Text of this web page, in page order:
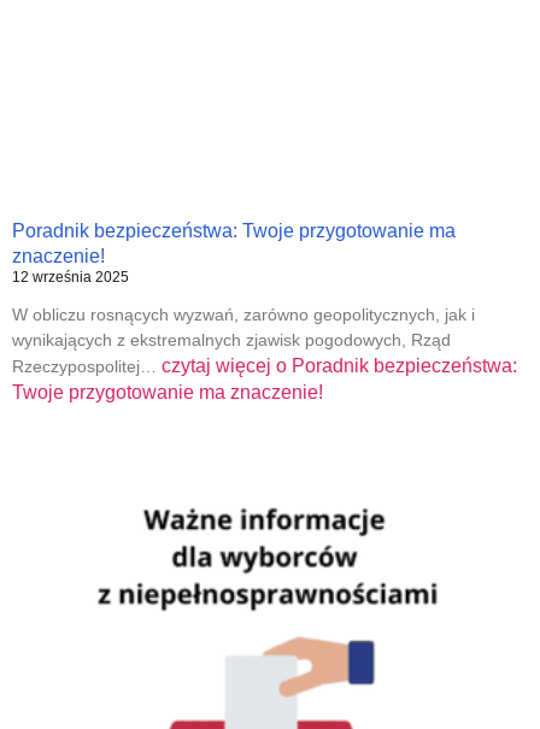
Poradnik bezpieczeństwa: Twoje przygotowanie ma
znaczenie!
12 września 2025
W obliczu rosnących wyzwań, zarówno geopolitycznych, jak i
wynikających z ekstremalnych zjawisk pogodowych, Rząd
Rzeczypospolitej… czytaj więcej o Poradnik bezpieczeństwa:
Twoje przygotowanie ma znaczenie!